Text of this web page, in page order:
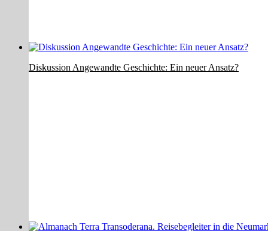
Diskussion Angewandte Geschichte: Ein neuer Ansatz?